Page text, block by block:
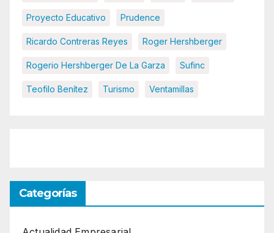
Proyecto Educativo Prudence
Ricardo Contreras Reyes Roger Hershberger
Rogerio Hershberger De La Garza Sufinc
Teofilo Benítez Turismo Ventamillas
Categorías